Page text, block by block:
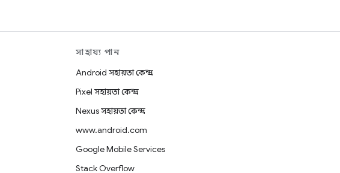
সাহায্য পান
Android সহায়তা কেন্দ্র
Pixel সহায়তা কেন্দ্র
Nexus সহায়তা কেন্দ্র
www.android.com
Google Mobile Services
Stack Overflow